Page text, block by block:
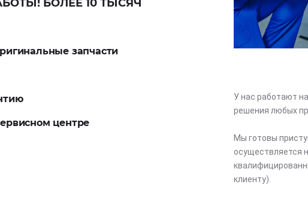
БОЛЕЕ 10 ТЫСЯЧ
запчасти
центре
У нас работают
решения любых
Мы готовы
осуществляется
клиенту).